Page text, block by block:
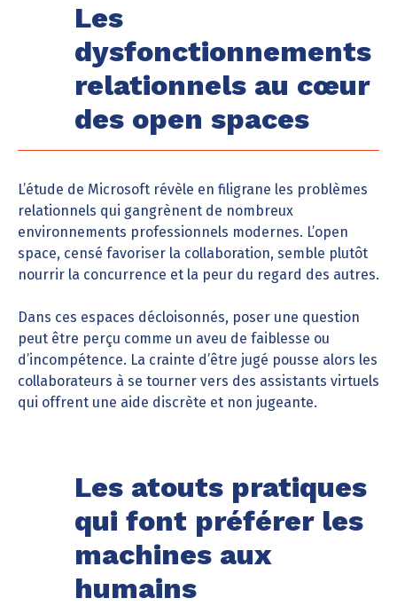
Les
dysfonctionnements
relationnels au cœur
des open spaces
L’étude de Microsoft révèle en filigrane les problèmes
relationnels qui gangrènent de nombreux
environnements professionnels modernes. L’open
space, censé favoriser la collaboration, semble plutôt
nourrir la concurrence et la peur du regard des autres.
Dans ces espaces décloisonnés, poser une question
peut être perçu comme un aveu de faiblesse ou
d’incompétence. La crainte d’être jugé pousse alors les
collaborateurs à se tourner vers des assistants virtuels
qui offrent une aide discrète et non jugeante.
Les atouts pratiques
qui font préférer les
machines aux
humains